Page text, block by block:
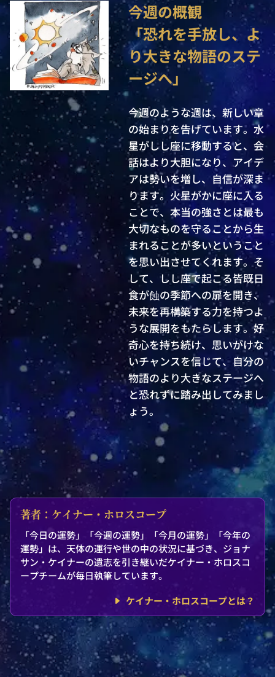
今週の概観
「恐れを手放し、よ
り大きな物語のステ
ージへ」
今週のような週は、新しい章
の始まりを告げています。水
星がしし座に移動すると、会
話はより大胆になり、アイデ
アは勢いを増し、自信が深ま
ります。火星がかに座に入る
ことで、本当の強さとは最も
大切なものを守ることから生
まれることが多いということ
を思い出させてくれます。そ
して、しし座で起こる皆既日
食が蝕の季節への扉を開き、
未来を再構築する力を持つよ
うな展開をもたらします。好
奇心を持ち続け、思いがけな
いチャンスを信じて、自分の
物語のより大きなステージへ
と恐れずに踏み出してみまし
ょう。
著者：ケイナー・ホロスコープ
「今日の運勢」「今週の運勢」「今月の運勢」「今年の
運勢」は、天体の運行や世の中の状況に基づき、ジョナ
サン・ケイナーの遺志を引き継いだケイナー・ホロスコ
ープチームが毎日執筆しています。
ケイナー・ホロスコープとは？